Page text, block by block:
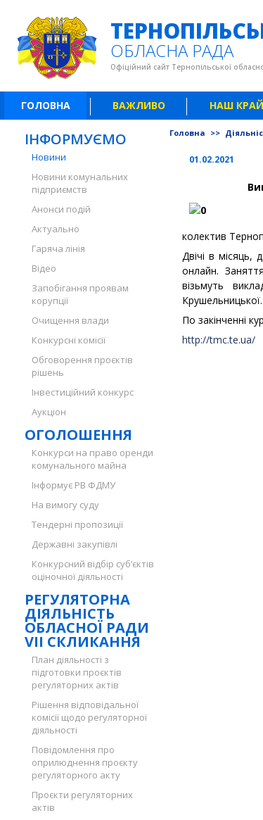
ОБЛАСНА РАДА
Офіційний сайт Тернопільської
ГОЛОВНА ВАЖЛИВО НАШ КРАЙ
ІНФОРМУЄМО
Новини
Новини комунальних
підприємств
Анонси подій
Актуально
Гаряча лінія
Відео
Запобігання проявам
корупції
Очищення влади
Конкурсні комісії
Обговорення проєктів
рішень
Інвестиційний конкурс
Аукціон
ОГОЛОШЕННЯ
Конкурси на право оренди
комунального майна
Інформує РВ ФДМУ
На вимогу суду
Тендерні пропозиції
Державні закупівлі
Конкурсний відбір суб’єктів
оціночної діяльності
РЕГУЛЯТОРНА
ДІЯЛЬНІСТЬ
ОБЛАСНОЇ РАДИ
VII СКЛИКАННЯ
План діяльності з
підготовки проєктів
регуляторних актів
Рішення відповідальної
комісії щодо регуляторної
діяльності
Повідомлення про
оприлюднення проєкту
регуляторного акту
Проєкти регуляторних
актів
Головна >>
01.02.2021
колектив
Двічі в
онлайн.
візьмуть
Крушельницької.
По закінченні
http://tmc.te.ua/